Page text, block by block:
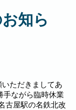
知ら
ただきましてあ
手ながら臨時休業
古屋駅の名鉄北改